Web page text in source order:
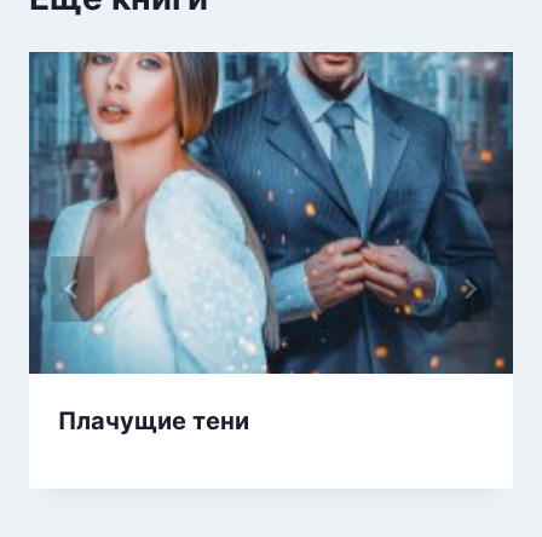
Плачущие тени